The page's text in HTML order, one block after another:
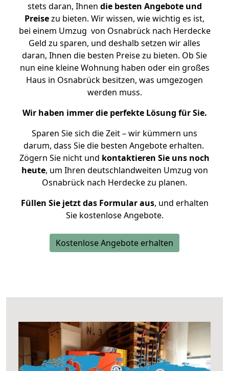
stets daran, Ihnen die besten Angebote und
Preisezu bieten. Wir wissen, wie wichtig es ist,
bei einem Umzug von Osnabrück nach Herdecke
Geld zu sparen, und deshalb setzen wir alles
daran, Ihnen die besten Preise zu bieten. Ob Sie
nun eine kleine Wohnung haben oder ein großes
Haus in Osnabrück besitzen, was umgezogen
werden muss.
Wir haben immer die perfekte Lösung für Sie.
Sparen Sie sich die Zeit – wir kümmern uns
darum, dass Sie die besten Angebote erhalten.
Zögern Sie nicht und kontaktieren Sie uns noch
heute, um Ihren deutschlandweiten Umzug von
Osnabrück nach Herdecke zu planen.
Füllen Sie jetzt das Formular aus, und erhalten
Sie kostenlose Angebote.
Kostenlose Angebote erhalten